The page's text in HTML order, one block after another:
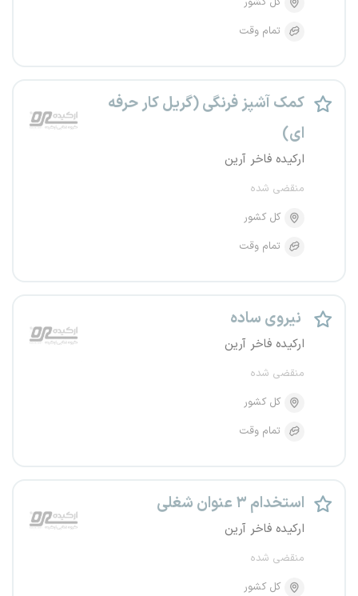
تمام وقت
کمک آشپز فرنگی (گریل کار حرفه
ای)
ارکیده فاخر آرین
منقضی شده
کل کشور
تمام وقت
نیروی ساده
ارکیده فاخر آرین
منقضی شده
کل کشور
تمام وقت
استخدام ۳ عنوان شغلی
ارکیده فاخر آرین
منقضی شده
کل کشور